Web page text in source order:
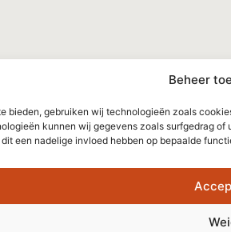
Beheer
bieden, gebruiken wij technologieën zoals
kunnen wij gegevens zoals surfgedrag
een nadelige invloed hebben op bepaalde